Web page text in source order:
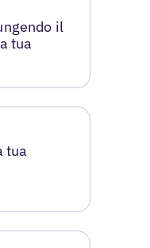
il
tua
tua